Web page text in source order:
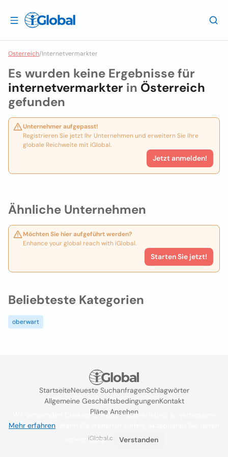
Osterreich/Internetvermarkter
Ähnliche Unternehmen
Möchten Sie hier aufgeführt werden?
Enhance your global reach with iGlobal.
Starten Sie jetzt!
Es wurden keine Ergebnisse für
internetvermarkter in Österreich
gefunden
Unternehmer aufgepasst!
Registrieren Sie jetzt Ihr Unternehmen und erweitern Sie Ihre
globale Reichweite mit iGlobal.
Jetzt anmelden!
Beliebteste Kategorien
oberwart
StartseiteNeueste SuchanfragenSchlagwörter
Allgemeine GeschäftsbedingungenKontakt
Pläne Ansehen
iGlobal.co @ 2024
Wir verwenden Cookies, um das Nutzererlebnis zu verbessern
Mehr erfahren
Verwendung.
Verstanden